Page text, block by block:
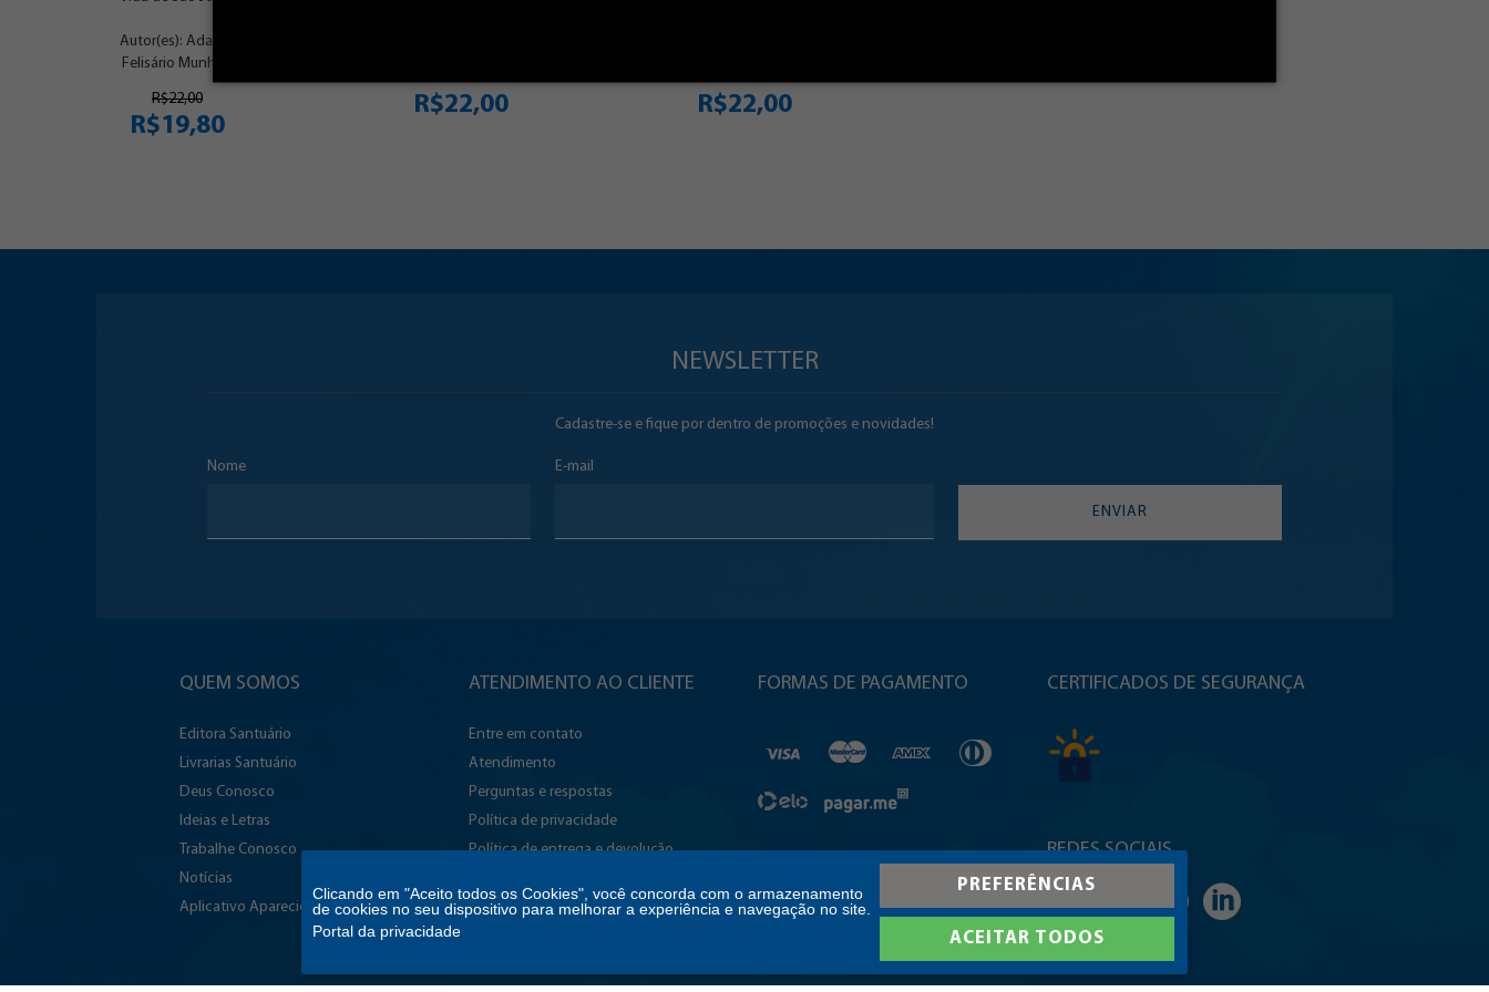
Autor(es): Adauto
Felisário Munhoz
R$22,00
R$19,80
R$22,00 R$22,00
NEWSLETTER
Cadastre-se e fique por dentro de promoções e novidades!
Nome E-mail
ENVIAR
QUEM SOMOS
Editora Santuário
Livrarias Santuário
Deus Conosco
Ideias e Letras
Trabalhe Conosco
Notícias
Aplicativo Aparecida
ATENDIMENTO AO CLIENTE
Entre em contato
Atendimento
Perguntas e respostas
Política de privacidade
Política de entrega e devolução
Acessibilidade
FORMAS DE PAGAMENTO CERTIFICADOS DE SEGURANÇA
REDES SOCIAIS
Clicando em "Aceito todos os Cookies", você concorda com o armazenamento
de cookies no seu dispositivo para melhorar a experiência e navegação no site.
Portal da privacidade
PREFERÊNCIAS
ACEITAR TODOS